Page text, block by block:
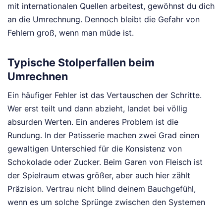
mit internationalen Quellen arbeitest, gewöhnst du dich
an die Umrechnung. Dennoch bleibt die Gefahr von
Fehlern groß, wenn man müde ist.
Typische Stolperfallen beim
Umrechnen
Ein häufiger Fehler ist das Vertauschen der Schritte.
Wer erst teilt und dann abzieht, landet bei völlig
absurden Werten. Ein anderes Problem ist die
Rundung. In der Patisserie machen zwei Grad einen
gewaltigen Unterschied für die Konsistenz von
Schokolade oder Zucker. Beim Garen von Fleisch ist
der Spielraum etwas größer, aber auch hier zählt
Präzision. Vertrau nicht blind deinem Bauchgefühl,
wenn es um solche Sprünge zwischen den Systemen